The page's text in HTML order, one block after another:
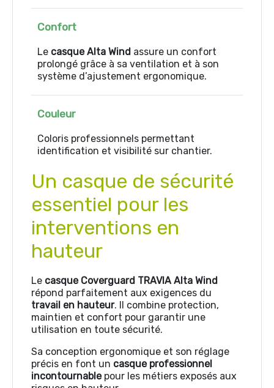
Confort
Le casque Alta Wind assure un confort
prolongé grâce à sa ventilation et à son
système d’ajustement ergonomique.
Couleur
Coloris professionnels permettant
identification et visibilité sur chantier.
Un casque de sécurité
essentiel pour les
interventions en
hauteur
Le casque Coverguard TRAVIA Alta Wind
répond parfaitement aux exigences du
travail en hauteur. Il combine protection,
maintien et confort pour garantir une
utilisation en toute sécurité.
Sa conception ergonomique et son réglage
précis en font un casque professionnel
incontournablepour les métiers exposés aux